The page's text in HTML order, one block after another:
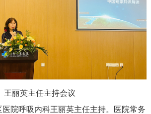
王丽英主任主持会议
院呼吸内科王丽英主任主持。医院常务